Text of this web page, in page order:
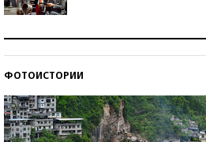
ФОТОИСТОРИИ